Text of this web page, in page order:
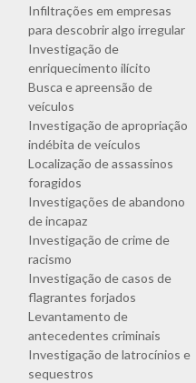
Infiltrações em empresas
para descobrir algo irregular
Investigação de
enriquecimento ilícito
Busca e apreensão de
veículos
Investigação de apropriação
indébita de veículos
Localização de assassinos
foragidos
Investigações de abandono
de incapaz
Investigação de crime de
racismo
Investigação de casos de
flagrantes forjados
Levantamento de
antecedentes criminais
Investigação de latrocínios e
sequestros